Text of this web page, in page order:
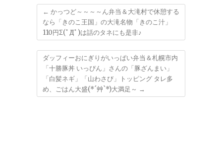
← かっつど～～～～ん弁当＆大滝村で休憩する
なら「きのこ王国」の大滝名物「きのこ汁」
110円Σ(ﾟДﾟ)は話のタネにも是非♪
ダッフィーおにぎりがいっぱい弁当＆札幌市内
「十勝豚丼 いっぴん」さんの「豚ざんまい」
「白髪ネギ」「山わさび」トッピング タレ多
め、ごはん大盛(*´艸`*)大満足～ →